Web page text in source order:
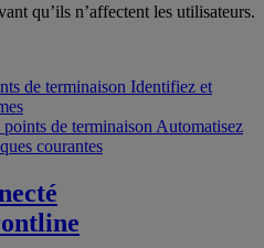
qu’ils n’affectent les utilisateurs.
de terminaison Identifiez et
de terminaison Automatisez
courantes